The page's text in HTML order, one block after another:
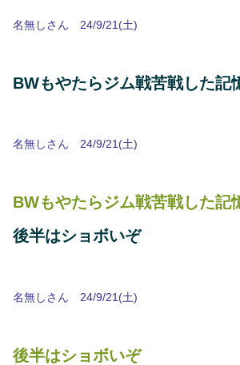
名無しさん 24/9/21(土)
BWもやたらジム戦苦戦した記
名無しさん 24/9/21(土)
BWもやたらジム戦苦戦した記
後半はショボいぞ
名無しさん 24/9/21(土)
後半はショボいぞ